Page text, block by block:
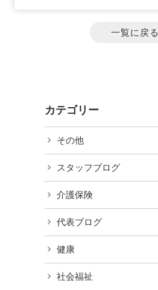
一覧に戻る
カテゴリー
その他
スタッフブログ
介護保険
代表ブログ
健康
社会福祉